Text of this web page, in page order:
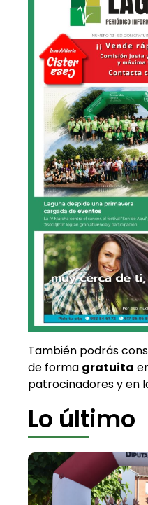
También podrás
de forma gratuita
patrocinadores y en
Lo último